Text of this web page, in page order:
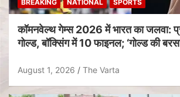
BREAKING NATIONAL SPORTS
कॉमनवेल्थ गेम्स 2026 में भारत का जलवा:
गोल्ड, बॉक्सिंग में 10 फाइनल; ‘गोल्ड की
August 1, 2026 The Varta